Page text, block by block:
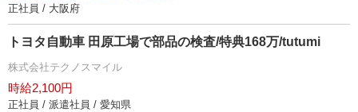
正社員 / 大阪府
トヨタ自動車 田原工場で部品の検査/特典168万/tutumi
株式会社テクノスマイル
時給2,100円
正社員 / 派遣社員 / 愛知県